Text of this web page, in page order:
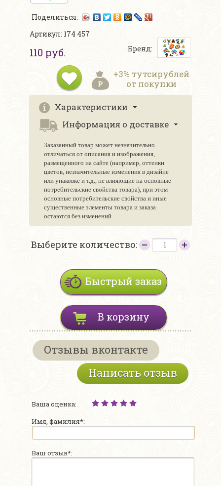
Поделиться:
Артикул: 174 457
110 руб. Бренд:
+3% тутсирублей
от покупки
Характеристики
Информация о доставке
Заказанный товар может незначительно
отличаться от описания и изображения,
размещенного на сайте (например, оттенки
цветов, незначительные изменения в дизайне
или упаковке и т.д., не влияющие на основные
потребительские свойства товара), при этом
основные потребительские свойства и иные
существенные элементы товара и заказа
остаются без изменений.
Выберите количество:
Быстрый заказ
В корзину
Отзывы вконтакте
Написать отзыв
Ваша оценка:
Имя, фамилия*:
Ваш отзыв*: